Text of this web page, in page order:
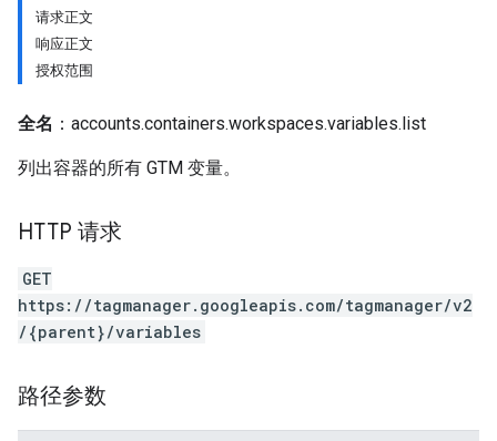
请求正文
响应正文
授权范围
全名 ：accounts.containers.workspaces.variables.list
列出容器的所有 GTM 变量。
HTTP 请求
GET
https://tagmanager.googleapis.com/tagmanager/v2
/{parent}/variables
路径参数